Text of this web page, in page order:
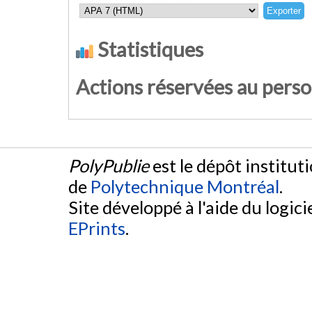
Statistiques
Actions réservées au
PolyPublieest le dépôt
de Polytechnique Montréal.
Site développé à l'aide du
EPrints.